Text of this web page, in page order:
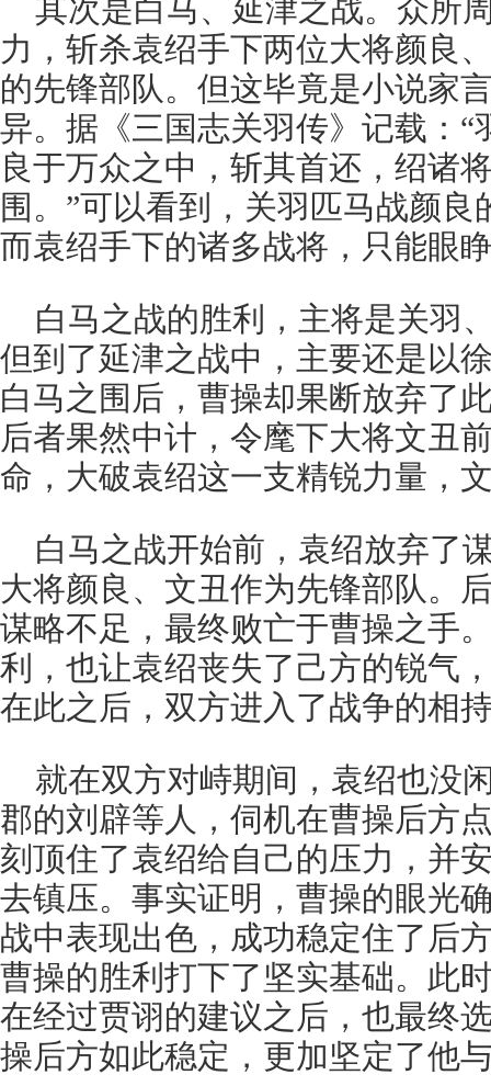
其次是白马、延津之战。众所
力，斩杀袁绍手下两位大将颜良
的先锋部队。但这毕竟是小说家
异。据《三国志关羽传》记载：“
良于万众之中，斩其首还，绍诸
围。”可以看到，关羽匹马战颜
而袁绍手下的诸多战将，只能眼
白马之战的胜利，主将是关羽
但到了延津之战中，主要还是以
白马之围后，曹操却果断放弃了
后者果然中计，令麾下大将文丑
命，大破袁绍这一支精锐力量，
白马之战开始前，袁绍放弃了
大将颜良、文丑作为先锋部队。
谋略不足，最终败亡于曹操之手
利，也让袁绍丧失了己方的锐气
在此之后，双方进入了战争的相
就在双方对峙期间，袁绍也没
郡的刘辟等人，伺机在曹操后方
刻顶住了袁绍给自己的压力，并
去镇压。事实证明，曹操的眼光
战中表现出色，成功稳定住了后
曹操的胜利打下了坚实基础。此
在经过贾诩的建议之后，也最终
操后方如此稳定，更加坚定了他